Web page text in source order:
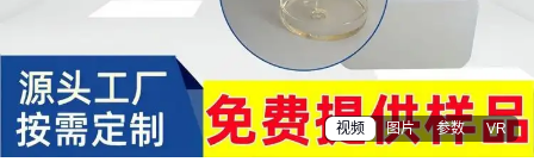
视频 图片 参数 VR